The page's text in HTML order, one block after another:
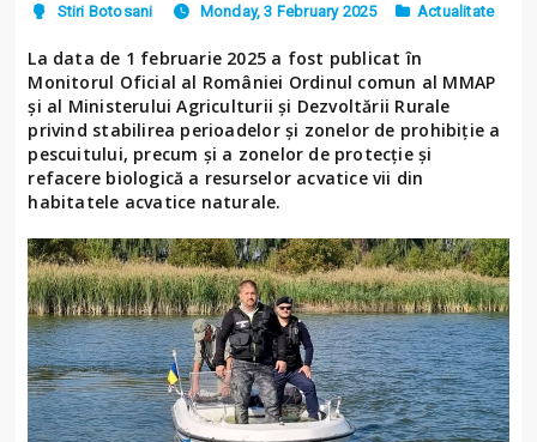
Stiri Botosani Monday, 3 February 2025 Actualitate
La data de 1 februarie 2025 a fost publicat în
Monitorul Oficial al României Ordinul comun al MMAP
și al Ministerului Agriculturii și Dezvoltării Rurale
privind stabilirea perioadelor și zonelor de prohibiție a
pescuitului, precum și a zonelor de protecție și
refacere biologică a resurselor acvatice vii din
habitatele acvatice naturale.